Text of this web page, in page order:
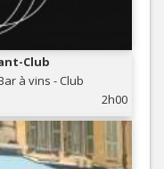
Club
à vins - Club
2h00